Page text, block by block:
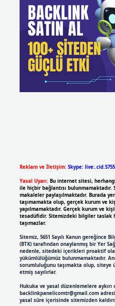
Reklam ve İletişim: Skype:
Yasal Uyarı: Bu internet sitesi,
ile hiçbir bağlantısı bulunmamaktadır.
makaleler paylaşılmaktadır. Burada
taşımamakta olup, gerçek kurum ve
yapılmamaktadır. Gerçek kurum ve
tesadüfidir. Sitemizdeki bilgiler taslak
taşımazlar.
Sitemiz, 5651 Sayılı Kanun gereğince
(BTK) tarafından onaylanmış bir Yer
nedenle, sitedeki içerikleri proaktif
yükümlülüğümüz bulunmamaktadır.
sorumluluğunu taşımakta olup, siteye
etmiş sayılırlar.
Hukuka ve yasal düzenlemelere
backlinkpanelicomtr@gmail.com
yasal süre içerisinde sitemizden